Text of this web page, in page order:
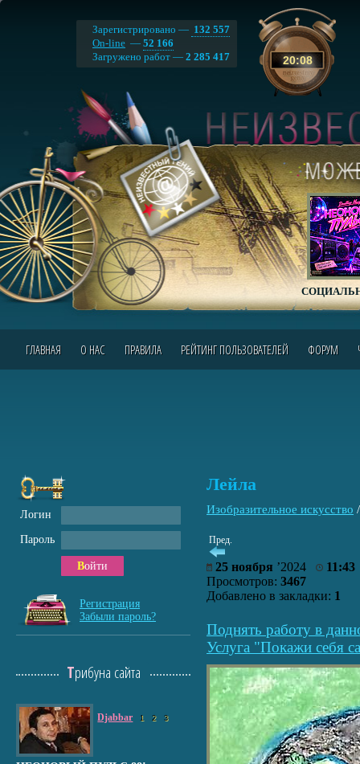
20:08
Зарегистрировано — 132 557
On-line — 52 166
Загружено работ — 2 285 417
ГЛАВНАЯ О НАС ПРАВИЛА РЕЙТИНГ ПОЛЬЗОВАТЕЛЕЙ ФОРУМ
Лейла
Изобразительное искусство
Пред.
25 ноября ’2024
11:43
Просмотров: 3467
Добавлено в закладки: 1
Поднять работу в
Услуга "Покажи себя
Логин
Пароль
Войти
Регистрация
Забыли пароль?
Трибуна сайта
Djabbar 1 2 3